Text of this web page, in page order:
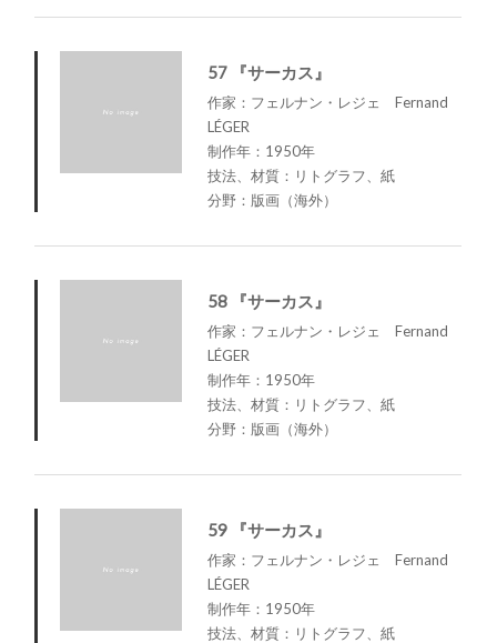
57 『サーカス』
作家：フェルナン・レジェ Fernand
LÉGER
制作年：1950年
技法、材質：リトグラフ、紙
分野：版画（海外）
58 『サーカス』
作家：フェルナン・レジェ Fernand
LÉGER
制作年：1950年
技法、材質：リトグラフ、紙
分野：版画（海外）
59 『サーカス』
作家：フェルナン・レジェ Fernand
LÉGER
制作年：1950年
技法、材質：リトグラフ、紙